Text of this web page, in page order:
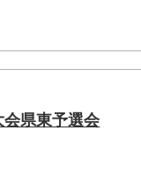
県東予選会